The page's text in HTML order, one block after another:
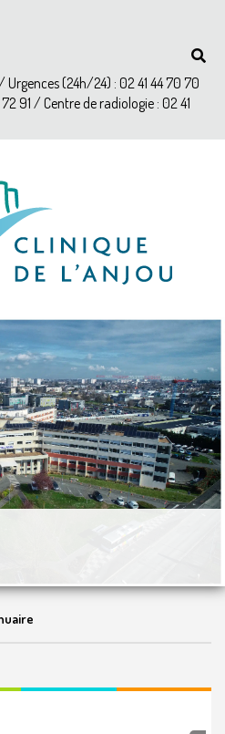
Urgences (24h/24) : 02 41 44 70 70
91 / Centre de radiologie : 02 41